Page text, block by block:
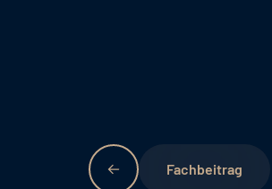
Fachbeitrag